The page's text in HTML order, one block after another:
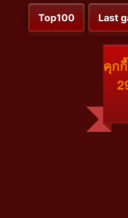
Top100 Last
คุก